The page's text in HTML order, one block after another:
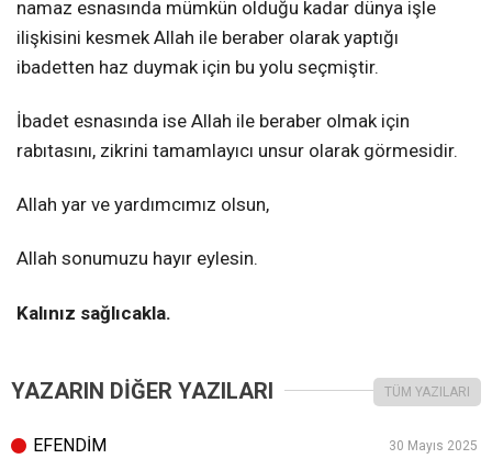
namaz esnasında mümkün olduğu kadar dünya işle
ilişkisini kesmek Allah ile beraber olarak yaptığı
ibadetten haz duymak için bu yolu seçmiştir.
İbadet esnasında ise Allah ile beraber olmak için
rabıtasını, zikrini tamamlayıcı unsur olarak görmesidir.
Allah yar ve yardımcımız olsun,
Allah sonumuzu hayır eylesin.
Kalınız sağlıcakla.
YAZARIN DİĞER YAZILARI TÜM YAZILARI
EFENDİM 30 Mayıs 2025